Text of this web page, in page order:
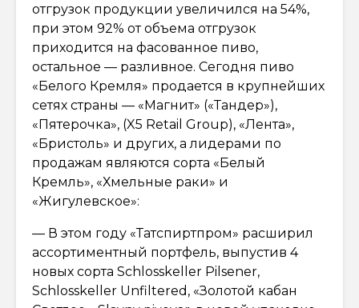
отгрузок продукции увеличился на 54%,
при этом 92% от объема отгрузок
приходится на фасованное пиво,
остальное — разливное. Сегодня пиво
«Белого Кремля» продается в крупнейших
сетях страны — «Магнит» («Тандер»),
«Пятерочка», (X5 Retail Group), «Лента»,
«Бристоль» и других, а лидерами по
продажам являются сорта «Белый
Кремль», «Хмельные раки» и
«Жигулевское»:
— В этом году «Татспиртпром» расширил
ассортиментный портфель, выпустив 4
новых сорта Schlosskeller Pilsener,
Schlosskeller Unfiltered, «Золотой кабан